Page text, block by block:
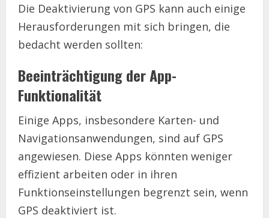
Die Deaktivierung von GPS kann auch einige
Herausforderungen mit sich bringen, die
bedacht werden sollten:
Beeinträchtigung der App-
Funktionalität
Einige Apps, insbesondere Karten- und
Navigationsanwendungen, sind auf GPS
angewiesen. Diese Apps könnten weniger
effizient arbeiten oder in ihren
Funktionseinstellungen begrenzt sein, wenn
GPS deaktiviert ist.